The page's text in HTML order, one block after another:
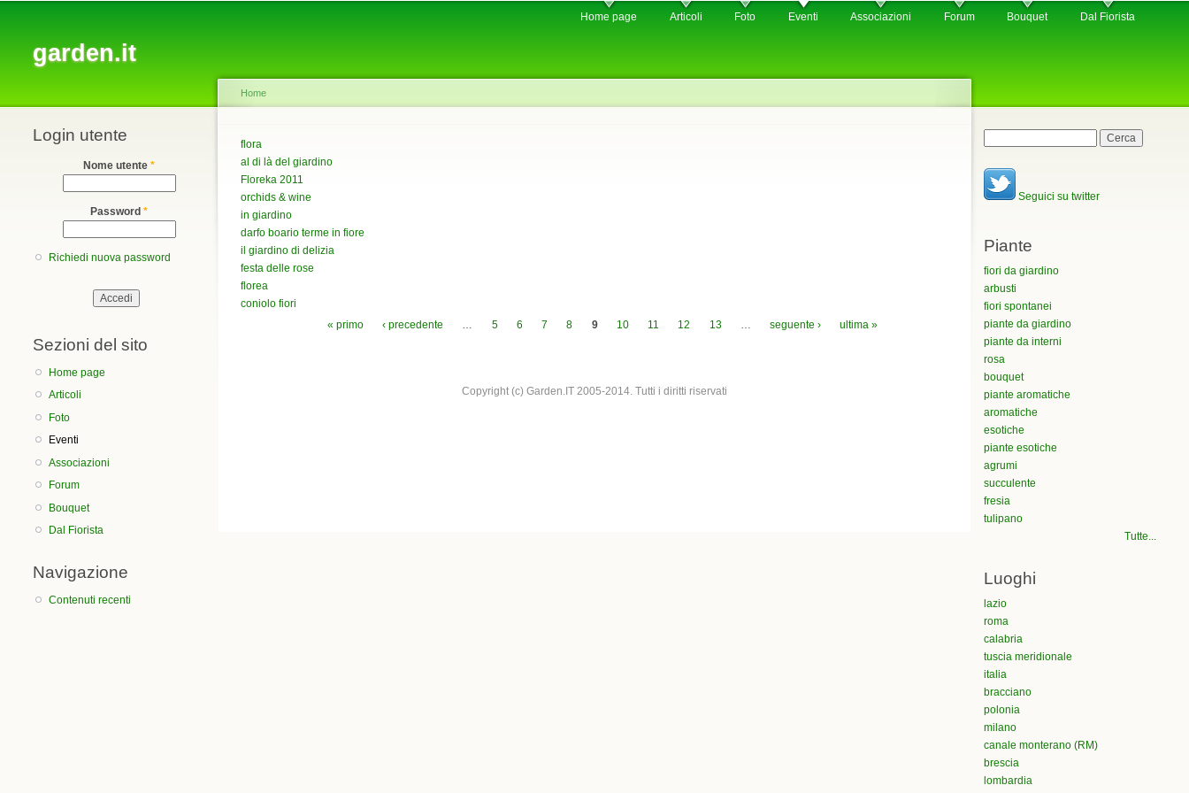
garden.it
Home page Articoli Foto Eventi Associazioni Forum Bouquet Dal Fiorista
Login utente
Nome utente *
Password *
Richiedi nuova password
Sezioni del sito
Home page
Articoli
Foto
Eventi
Associazioni
Forum
Bouquet
Dal Fiorista
Navigazione
Contenuti recenti
Home
flora
al di là del giardino
Floreka 2011
orchids & wine
in giardino
darfo boario terme in fiore
il giardino di delizia
festa delle rose
florea
coniolo fiori
« primo ‹ precedente … 5 6 7 8 9 10 11 12 13 … seguente › ultima »
Copyright (c) Garden.IT 2005-2014. Tutti i diritti riservati
Maschera di ricerca
Seguici su twitter
Piante
fiori da giardino
arbusti
fiori spontanei
piante da giardino
piante da interni
rosa
bouquet
piante aromatiche
aromatiche
esotiche
piante esotiche
agrumi
succulente
fresia
tulipano
Tutte...
Luoghi
lazio
roma
calabria
tuscia meridionale
italia
bracciano
polonia
milano
canale monterano (RM)
brescia
lombardia